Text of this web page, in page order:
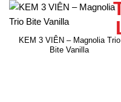
KEM 3 VIÊN – Magnolia Trio
Bite Vanilla